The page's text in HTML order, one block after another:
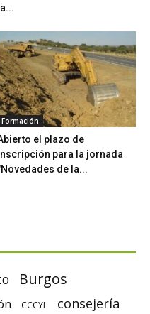
la...
Formación
el plazo de
para la jornada
de la...
Burgos
CCCYL consejería